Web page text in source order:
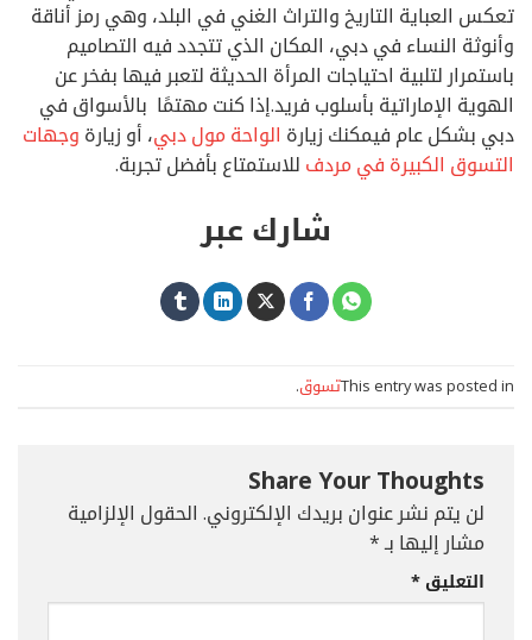
تعكس العباية التاريخ والتراث الغني في البلد، وهي رمز أناقة
وأنوثة النساء في دبي، المكان الذي تتجدد فيه التصاميم
باستمرار لتلبية احتياجات المرأة الحديثة لتعبر فيها بفخر عن
الهوية الإماراتية بأسلوب فريد.إذا كنت مهتمًا بالأسواق في
دبي بشكل عام فيمكنك زيارةالواحة مول دبي، أو زيارةوجهات
التسوق الكبيرة في مردفللاستمتاع بأفضل تجربة.
شارك عبر
This entry was posted inتسوق.
Share Your Thoughts
لن يتم نشر عنوان بريدك الإلكتروني. الحقول الإلزامية
مشار إليها بـ*
التعليق*